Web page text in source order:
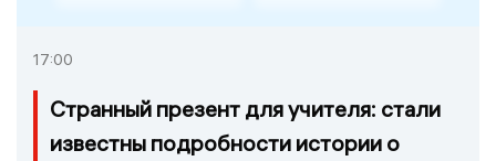
17:00
Странный презент для учителя: стали
известны подробности истории о